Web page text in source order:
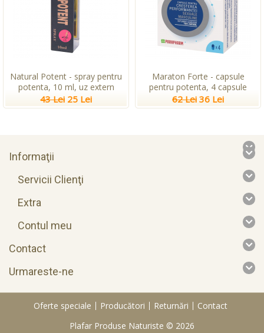
Natural Potent - spray pentru
potenta, 10 ml, uz extern
43 Lei 25 Lei
Maraton Forte - capsule
pentru potenta, 4 capsule
62 Lei 36 Lei
Informaţii
Servicii Clienţi
Extra
Contul meu
Contact
Urmareste-ne
Oferte speciale Producători Returnări
Contact
Plafar Produse Naturiste © 2026